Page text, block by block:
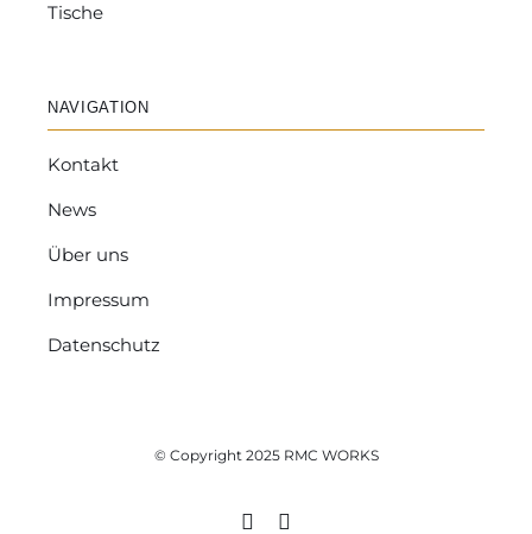
Tische
NAVIGATION
Kontakt
News
Über uns
Impressum
Datenschutz
© Copyright 2025 RMC WORKS